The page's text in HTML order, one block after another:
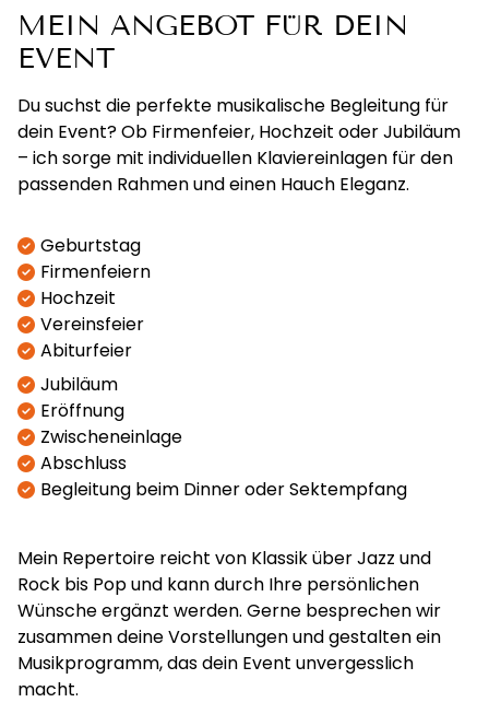
MEIN ANGEBOT FÜR DEIN
EVENT
Du suchst die perfekte musikalische Begleitung für
dein Event? Ob Firmenfeier, Hochzeit oder Jubiläum
– ich sorge mit individuellen Klaviereinlagen für den
passenden Rahmen und einen Hauch Eleganz.
Geburtstag
Firmenfeiern
Hochzeit
Vereinsfeier
Abiturfeier
Jubiläum
Eröffnung
Zwischeneinlage
Abschluss
Begleitung beim Dinner oder Sektempfang
Mein Repertoire reicht von Klassik über Jazz und
Rock bis Pop und kann durch Ihre persönlichen
Wünsche ergänzt werden. Gerne besprechen wir
zusammen deine Vorstellungen und gestalten ein
Musikprogramm, das dein Event unvergesslich
macht.